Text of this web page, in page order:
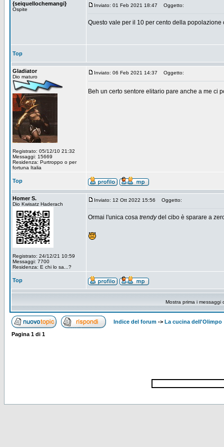
{seiquellochemangi}
Ospite
Inviato: 01 Feb 2021 18:47 Oggetto:
Questo vale per il 10 per cento della
Top
Gladiator
Dio maturo
Registrato: 05/12/10 21:32
Messaggi: 15669
Residenza: Purtroppo o per
fortuna Italia
Inviato: 06 Feb 2021 14:37 Oggetto:
Beh un certo sentore elitario pare anche a me ci
Top
Homer S.
Dio Kwisatz Haderach
Registrato: 24/12/21 10:59
Messaggi: 7700
Residenza: E chi lo sa...?
Inviato: 12 Ott 2022 15:56 Oggetto:
Ormai l'unica cosa trendydel cibo è sparare a
Top
Mostra prima i messaggi
Indice del forum -> La cucina dell'Olimpo
Pagina 1 di 1